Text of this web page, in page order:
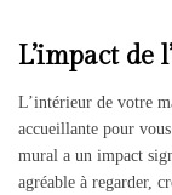
L’impact
L’intérieur de votre
accueillante pour
mural a un impact
agréable à regarder,